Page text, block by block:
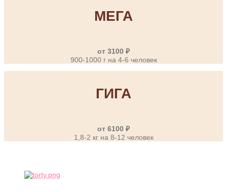
МЕГА
от 3100 ₽
900-1000 г на 4-6 человек
ГИГА
от 6100 ₽
1,8-2 кг на 8-12 человек